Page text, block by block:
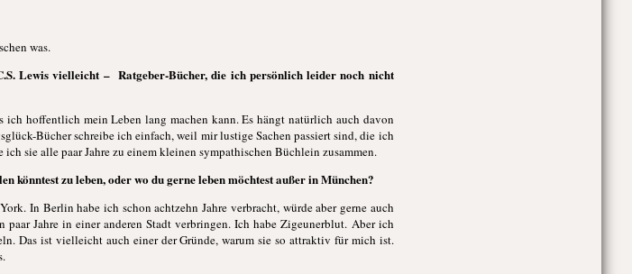
was.
Lewis vielleicht – Ratgeber-Bücher, die ich persönlich leider noch nicht
ich hoffentlich mein Leben lang machen kann. Es hängt natürlich auch davon
Bücher schreibe ich einfach, weil mir lustige Sachen passiert sind, die ich
sie alle paar Jahre zu einem kleinen sympathischen Büchlein zusammen.
könntest zu leben, oder wo du gerne leben möchtest außer in München?
In Berlin habe ich schon achtzehn Jahre verbracht, würde aber gerne auch
Jahre in einer anderen Stadt verbringen. Ich habe Zigeunerblut. Aber ich
Das ist vielleicht auch einer der Gründe, warum sie so attraktiv für mich ist.